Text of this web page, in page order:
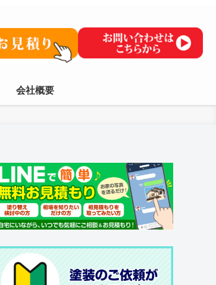
会社概要